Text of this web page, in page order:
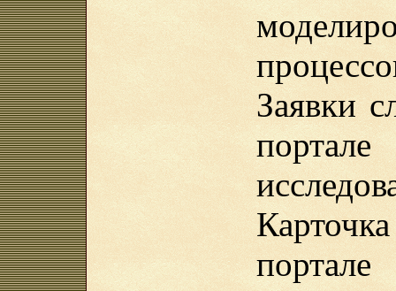
Заявки